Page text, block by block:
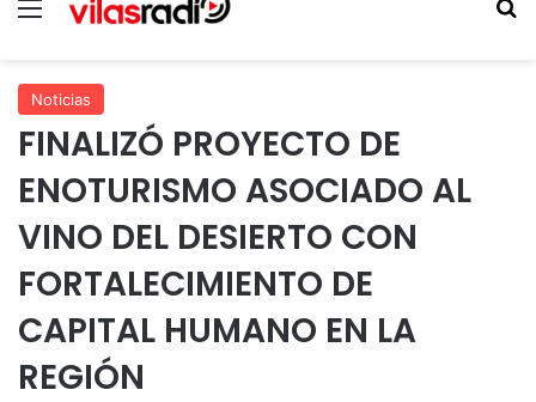
Menú
Noticias
FINALIZÓ PROYECTO DE
ENOTURISMO ASOCIADO AL
VINO DEL DESIERTO CON
FORTALECIMIENTO DE
CAPITAL HUMANO EN LA
REGIÓN